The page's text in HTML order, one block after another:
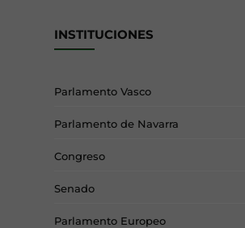
INSTITUCIONES
Parlamento Vasco
Parlamento de Navarra
Congreso
Senado
Parlamento Europeo